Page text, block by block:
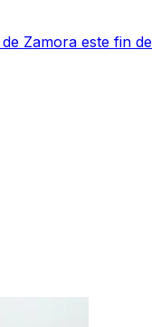
Zamora este fin de